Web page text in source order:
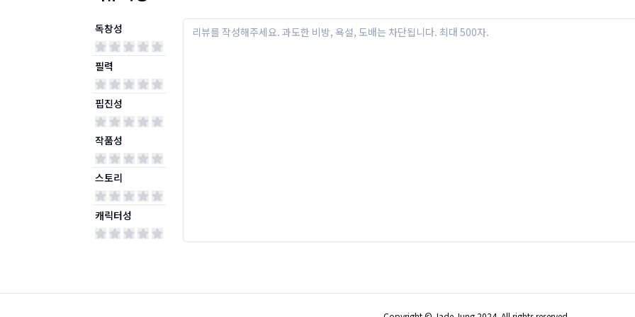
독창성
필력
핍진성
작품성
스토리
캐릭터성